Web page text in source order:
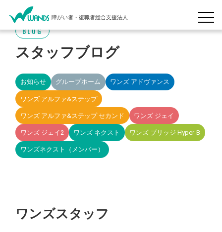
障がい者・復職者総合支援法人
BLOG
スタッフブログ
お知らせ グループホーム ワンズ アドヴァンス
ワンズ アルファ&ステップ
ワンズ アルファ&ステップ セカンド ワンズ ジェイ
ワンズ ジェイ2 ワンズ ネクスト ワンズ ブリッジ Hyper-B
ワンズネクスト（メンバー）
ワンズスタッフ